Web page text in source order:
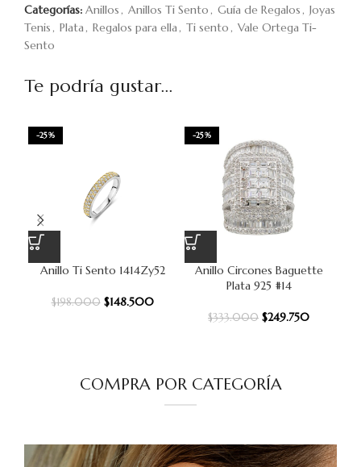
Categorías: Anillos, Anillos Ti Sento, Guía de Regalos, Joyas
Tenis, Plata, Regalos para ella, Ti sento, Vale Ortega Ti-
Sento
Te podría gustar...
-25%
Anillo Ti Sento 1414Zy52
$198.000 $148.500
-25%
Anillo Circones Baguette
Plata 925 #14
$333.000 $249.750
COMPRA POR CATEGORÍA